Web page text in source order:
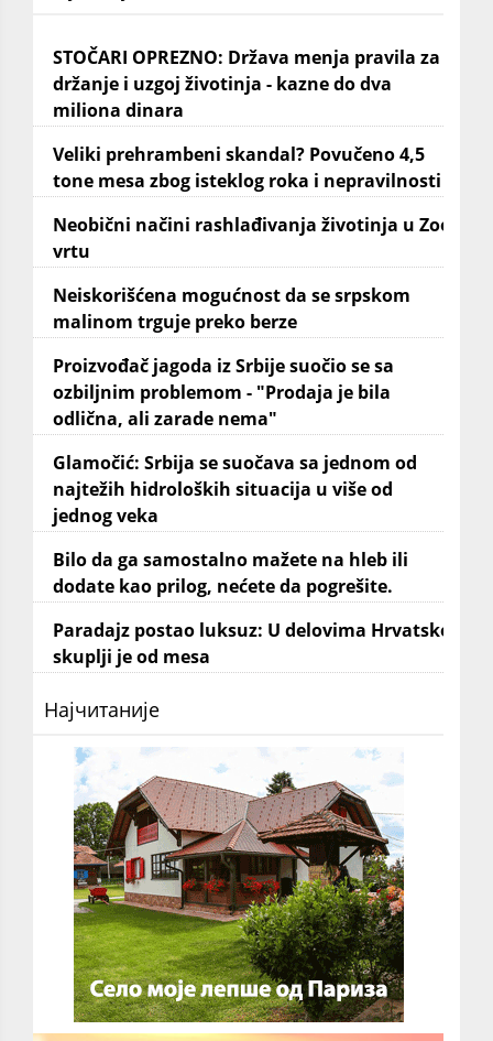
STOČARI OPREZNO: Država menja pravila za
držanje i uzgoj životinja - kazne do dva
miliona dinara
Veliki prehrambeni skandal? Povučeno 4,5
tone mesa zbog isteklog roka i nepravilnosti
Neobični načini rashlađivanja životinja u Zoo
vrtu
Neiskorišćena mogućnost da se srpskom
malinom trguje preko berze
Proizvođač jagoda iz Srbije suočio se sa
ozbiljnim problemom - "Prodaja je bila
odlična, ali zarade nema"
Glamočić: Srbija se suočava sa jednom od
najtežih hidroloških situacija u više od
jednog veka
Bilo da ga samostalno mažete na hleb ili
dodate kao prilog, nećete da pogrešite.
Paradajz postao luksuz: U delovima Hrvatske
skuplji je od mesa
Најчитаније